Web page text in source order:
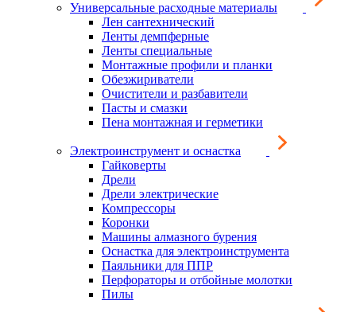
Универсальные расходные материалы
Лен сантехнический
Ленты демпферные
Ленты специальные
Монтажные профили и планки
Обезжириватели
Очистители и разбавители
Пасты и смазки
Пена монтажная и герметики
Электроинструмент и оснастка
Гайковерты
Дрели
Дрели электрические
Компрессоры
Коронки
Машины алмазного бурения
Оснастка для электроинструмента
Паяльники для ППР
Перфораторы и отбойные молотки
Пилы